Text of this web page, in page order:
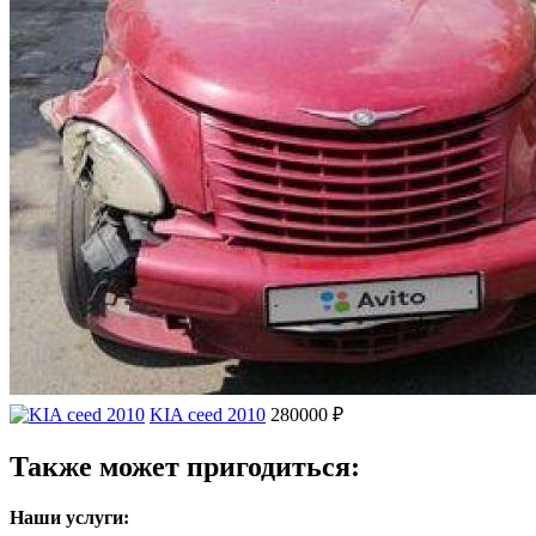
KIA ceed 2010 280000 ₽
Также может пригодиться:
Наши услуги: